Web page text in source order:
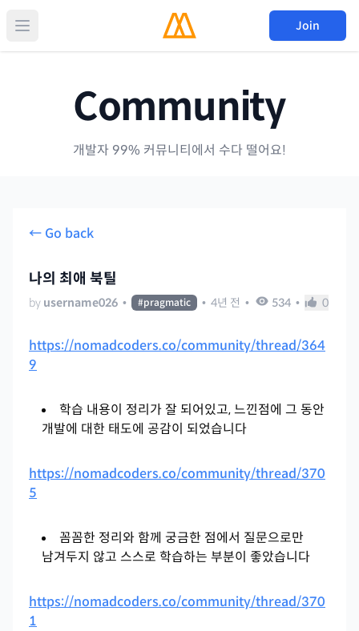
Join
Community
개발자 99% 커뮤니티에서 수다 떨어요!
← Go back
나의 최애 북틸
by username026 • #pragmatic • 4년 전 • 534 • 0
https://nomadcoders.co/community/thread/364
9
학습 내용이 정리가 잘 되어있고, 느낀점에 그 동안
개발에 대한 태도에 공감이 되었습니다
https://nomadcoders.co/community/thread/370
5
꼼꼼한 정리와 함께 궁금한 점에서 질문으로만
남겨두지 않고 스스로 학습하는 부분이 좋았습니다
https://nomadcoders.co/community/thread/370
1